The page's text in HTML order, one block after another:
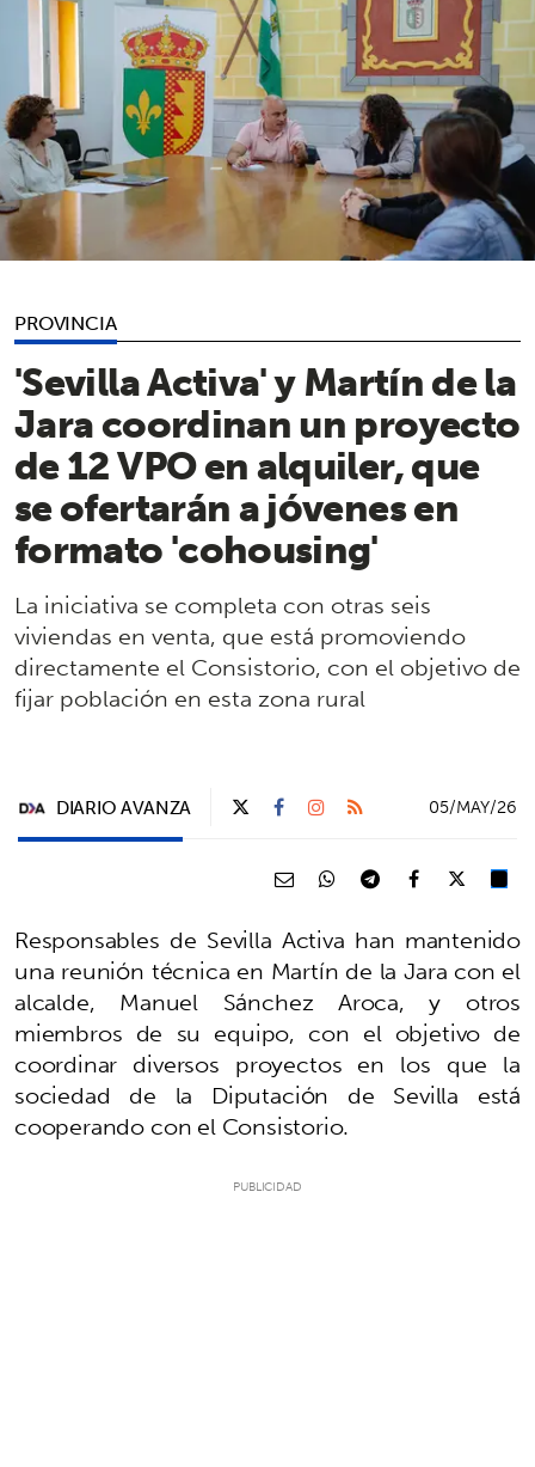
PROVINCIA
'Sevilla Activa' y Martín de la
Jara coordinan un proyecto
de 12 VPO en alquiler, que
se ofertarán a jóvenes en
formato 'cohousing'
La iniciativa se completa con otras seis
viviendas en venta, que está promoviendo
directamente el Consistorio, con el objetivo de
fijar población en esta zona rural
DIARIO AVANZA 05/MAY/26
Responsables de Sevilla Activa han mantenido
una reunión técnica en Martín de la Jara con el
alcalde, Manuel Sánchez Aroca, y otros
miembros de su equipo, con el objetivo de
coordinar diversos proyectos en los que la
sociedad de la Diputación de Sevilla está
cooperando con el Consistorio.